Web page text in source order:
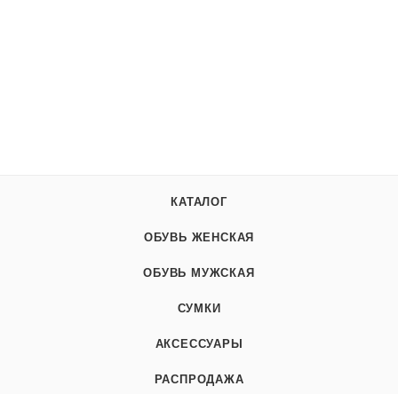
КАТАЛОГ
ОБУВЬ ЖЕНСКАЯ
ОБУВЬ МУЖСКАЯ
СУМКИ
АКСЕССУАРЫ
РАСПРОДАЖА